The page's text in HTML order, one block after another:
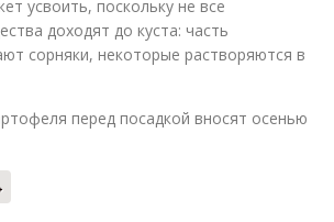
усвоить, поскольку не все
доходят до куста: часть
сорняки, некоторые растворяются в
перед посадкой вносят осенью